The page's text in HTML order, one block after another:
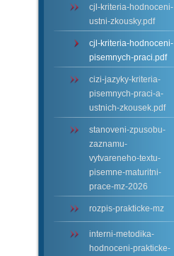
cjl-kriteria-hodnoceni-
ustni-zkousky.pdf
cjl-kriteria-hodnoceni-
pisemnych-praci.pdf
cizi-jazyky-kriteria-
pisemnych-praci-a-
ustnich-zkousek.pdf
stanoveni-zpusobu-
zaznamu-
vytvareneho-textu-
pisemne-maturitni-
prace-mz-2026
rozpis-prakticke-mz
interni-metodika-
hodnoceni-prakticke-